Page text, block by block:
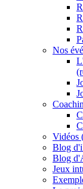
Nos
Vidéos
Blog
Blog
Jeux